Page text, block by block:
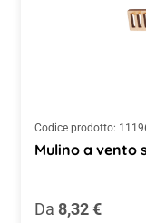
Codice prodotto:
Mulino a vento
Prezzo normale:
Da 8,32 €